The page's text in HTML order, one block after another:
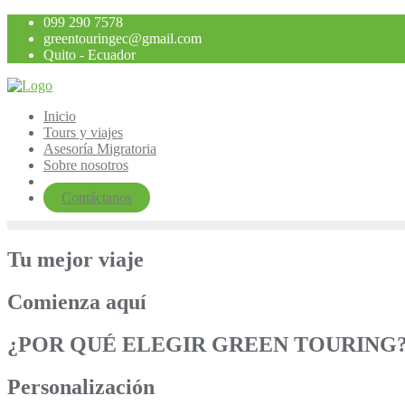
Saltar
contenido
099 290 7578
greentouringec@gmail.com
Quito - Ecuador
Inicio
Tours y viajes
Asesoría Migratoria
Sobre nosotros
Contáctanos
Tu mejor viaje
Comienza aquí
¿POR QUÉ ELEGIR GREEN
Personalización